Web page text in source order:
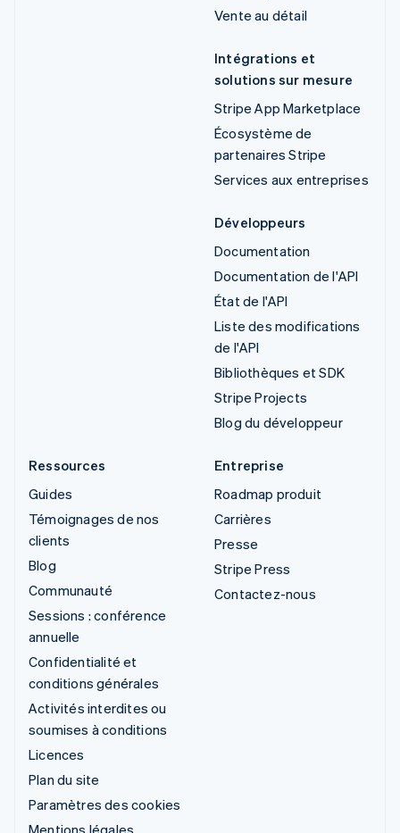
Vente au détail
Intégrations et
solutions sur mesure
Stripe App Marketplace
Écosystème de
partenaires Stripe
Services aux entreprises
Développeurs
Documentation
Documentation de l'API
État de l'API
Liste des modifications
de l'API
Bibliothèques et SDK
Stripe Projects
Blog du développeur
Ressources
Guides
Témoignages de nos
clients
Blog
Communauté
Sessions : conférence
annuelle
Confidentialité et
conditions générales
Activités interdites ou
soumises à conditions
Licences
Plan du site
Paramètres des cookies
Mentions légales
Entreprise
Roadmap produit
Carrières
Presse
Stripe Press
Contactez-nous